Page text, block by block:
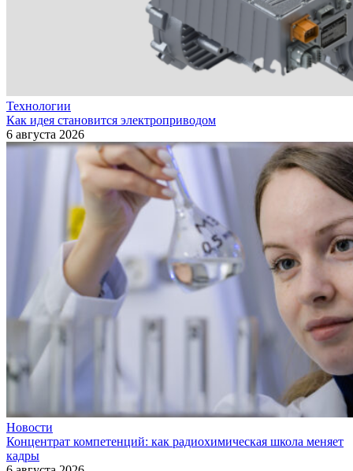
Технологии
Как идея становится электроприводом
6 августа 2026
Новости
Концентрат компетенций: как радиохимическая школа меняет
кадры